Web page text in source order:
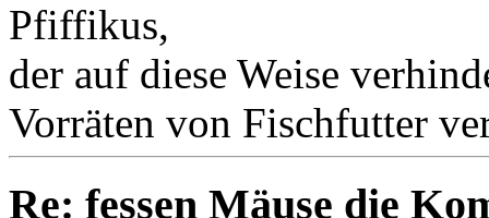
Pfiffikus,
der auf diese Weise
Vorräten von Fischfutter
Re: fessen Mäuse die